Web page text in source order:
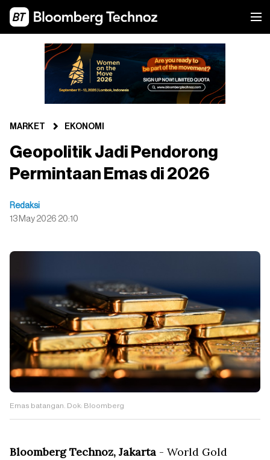
MARKET EKONOMI
Geopolitik Jadi Pendorong
Permintaan Emas di 2026
Redaksi
13 May 2026 20:10
Emas batangan. Dok: Bloomberg
Bloomberg Technoz, Jakarta - World Gold